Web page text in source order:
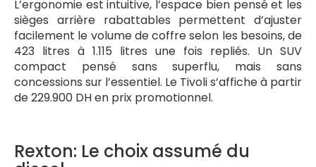
L’ergonomie est intuitive, l’espace bien pensé et les
sièges arrière rabattables permettent d’ajuster
facilement le volume de coffre selon les besoins, de
423 litres à 1.115 litres une fois repliés. Un SUV
compact pensé sans superflu, mais sans
concessions sur l’essentiel. Le Tivoli s’affiche à partir
de 229.900 DH en prix promotionnel.
Rexton: Le choix assumé du